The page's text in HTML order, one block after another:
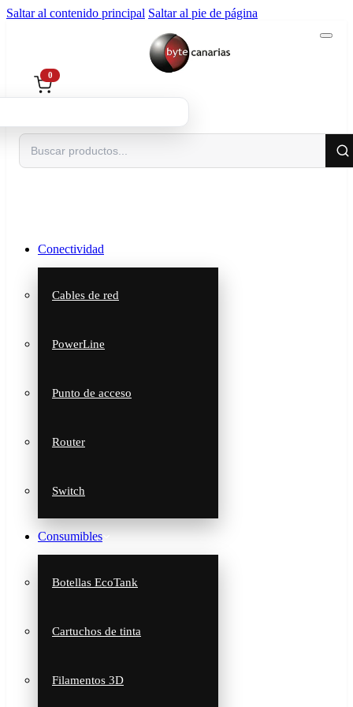
Saltar al contenido principal Saltar al pie de página
Buscar
0
Conectividad
Cables de red
PowerLine
Punto de acceso
Router
Switch
Consumibles
Botellas EcoTank
Cartuchos de tinta
Filamentos 3D